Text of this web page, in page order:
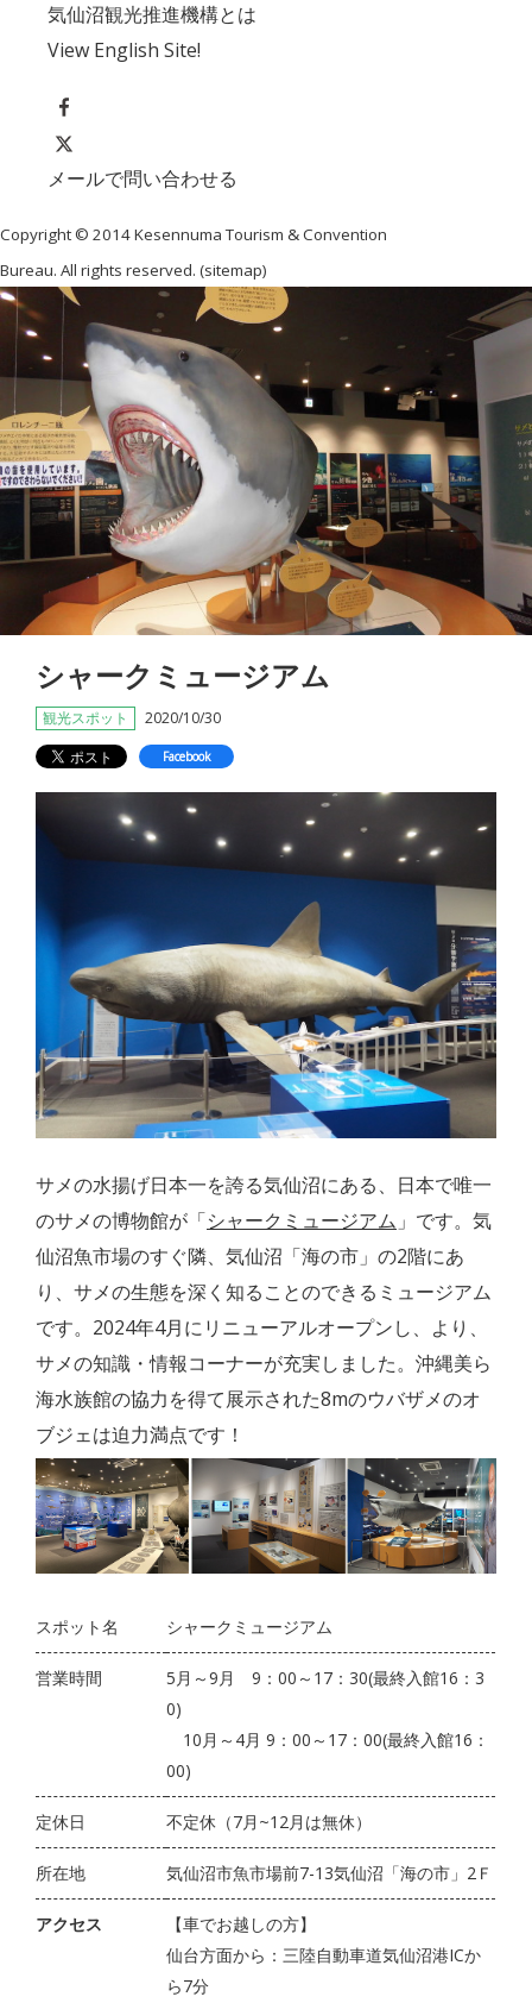
気仙沼観光推進機構とは
View English Site!
メールで問い合わせる
Copyright © 2014 Kesennuma Tourism & Convention
Bureau. All rights reserved. (sitemap)
シャークミュージアム
観光スポット 2020/10/30
Facebook
サメの水揚げ日本一を誇る気仙沼にある、日本で唯一
のサメの博物館が「シャークミュージアム 」です。気
仙沼魚市場のすぐ隣、気仙沼「海の市」の2階にあ
り、サメの生態を深く知ることのできるミュージアム
です。2024年4月にリニューアルオープンし、より、
サメの知識・情報コーナーが充実しました。沖縄美ら
海水族館の協力を得て展示された8mのウバザメのオ
ブジェは迫力満点です！
スポット名 シャークミュージアム
営業時間
5月～9月 9：00～17：30(最終入館16：3
0)
10月～4月 9：00～17：00(最終入館16：
00)
定休日 不定休（7月~12月は無休）
所在地 気仙沼市魚市場前7-13気仙沼「海の市」2Ｆ
アクセス
【車でお越しの方】
仙台方面から：三陸自動車道気仙沼港ICか
ら7分